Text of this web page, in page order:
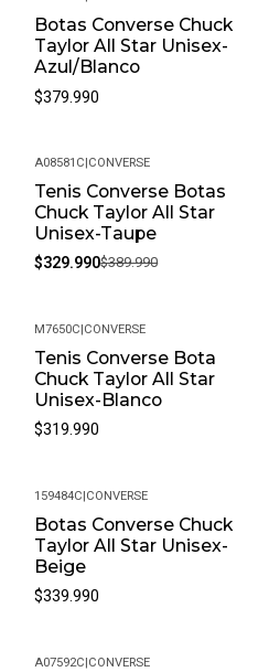
Botas Converse Chuck
Taylor All Star Unisex-
Azul/Blanco
$379.990
-15%
A08581C CONVERSE
Tenis Converse Botas
Chuck Taylor All Star
Unisex-Taupe
$329.990$389.990
M7650C CONVERSE
Tenis Converse Bota
Chuck Taylor All Star
Unisex-Blanco
$319.990
159484C CONVERSE
Botas Converse Chuck
Taylor All Star Unisex-
Beige
$339.990
A07592C CONVERSE